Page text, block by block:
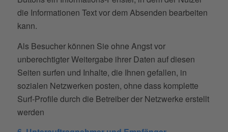
die Informationen Text vor dem Absenden bearbeiten
kann.
Als Besucher können Sie ohne Angst vor
unberechtigter Weitergabe ihrer Daten auf diesen
Seiten surfen und Inhalte, die Ihnen gefallen, in
sozialen Netzwerken posten, ohne dass komplette
Surf-Profile durch die Betreiber der Netzwerke erstellt
werden